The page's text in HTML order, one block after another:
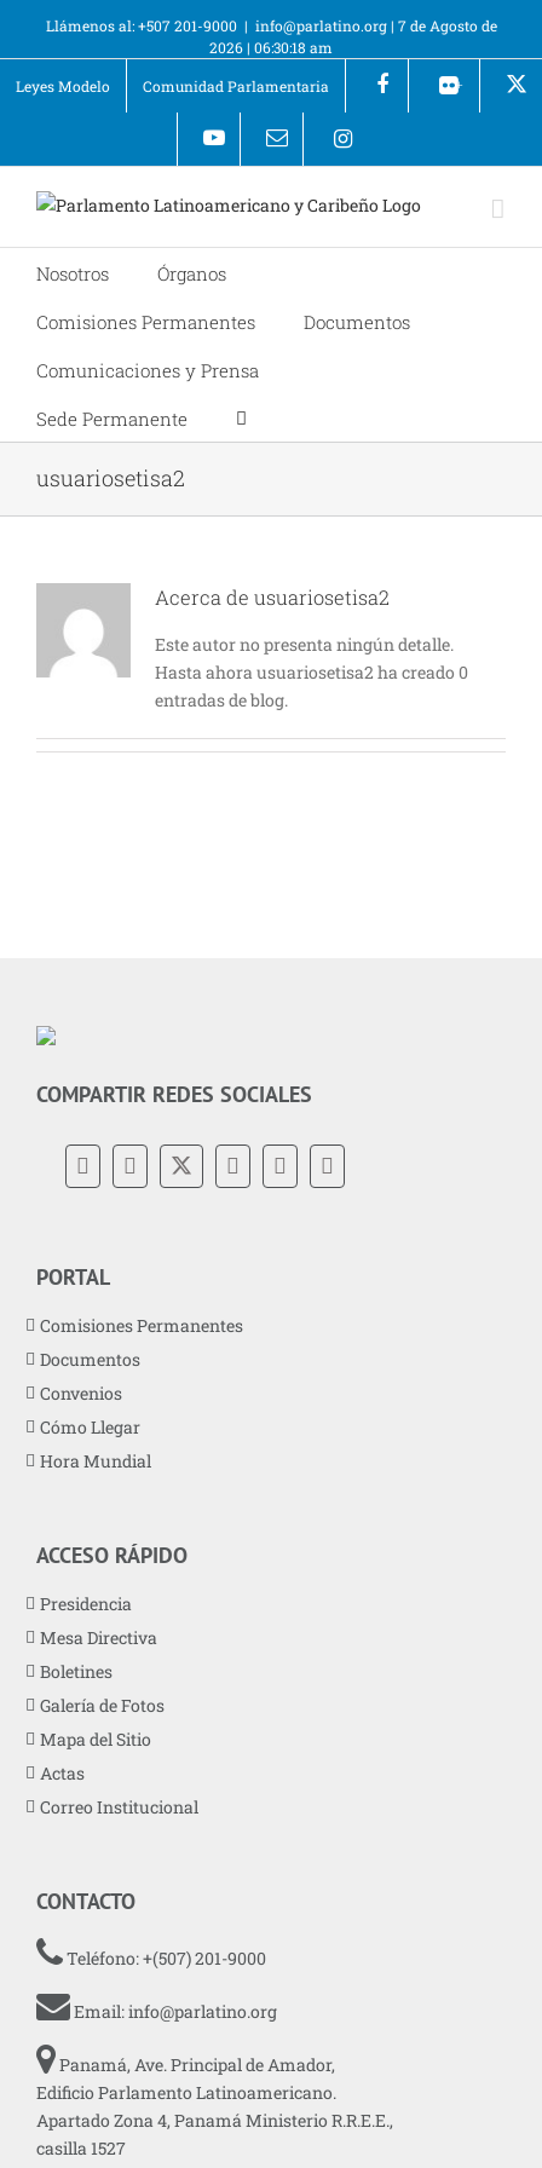
Llámenos al: +507 201-9000 | info@parlatino.org| 7 de Agosto de
2026| 06:30:18 am
Leyes Modelo
Comunidad Parlamentaria +
Nosotros
Órganos
Comisiones Permanentes
Documentos
Comunicaciones y Prensa
Sede Permanente
usuariosetisa2
Acerca de usuariosetisa2
Este autor no presenta ningún detalle.
Hasta ahora usuariosetisa2 ha creado 0
entradas de blog.
COMPARTIR REDES SOCIALES
PORTAL
Comisiones Permanentes
Documentos
Convenios
Cómo Llegar
Hora Mundial
ACCESO RÁPIDO
Presidencia
Mesa Directiva
Boletines
Galería de Fotos
Mapa del Sitio
Actas
Correo Institucional
CONTACTO
Teléfono: +(507) 201-9000
Email:info@parlatino.org
Panamá, Ave. Principal de Amador,
Edificio Parlamento Latinoamericano.
Apartado Zona 4, Panamá Ministerio R.R.E.E.,
casilla 1527